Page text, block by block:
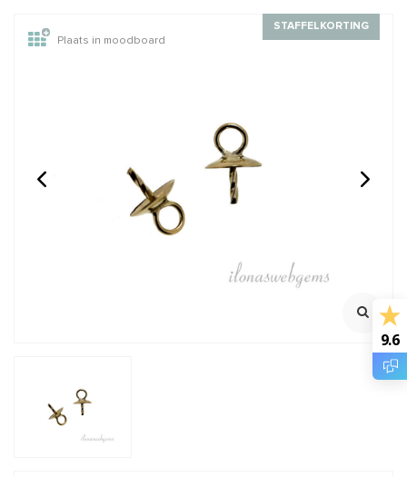
mechanisme
Klik voor youtube filmpje
Klik voor staffelkorting
parelhanger/kralenhanger
ca. 4mm
Klik voor meer info
STAFFELKORTING
Plaats in moodboard
9.6